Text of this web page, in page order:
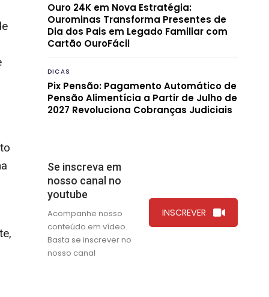
Ouro 24K em Nova Estratégia:
Ourominas Transforma Presentes de
Dia dos Pais em Legado Familiar com
Cartão OuroFácil
DICAS
Pix Pensão: Pagamento Automático de
Pensão Alimentícia a Partir de Julho de
2027 Revoluciona Cobranças Judiciais
Se inscreva em
nosso canal no
youtube
Acompanhe nosso
conteúdo em vídeo.
Basta se inscrever no
nosso canal
INSCREVER